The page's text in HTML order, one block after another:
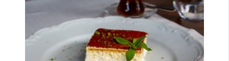
Mercimekli Yeşil
Salata Tarifi, Nasıl
Salatalar Tüm